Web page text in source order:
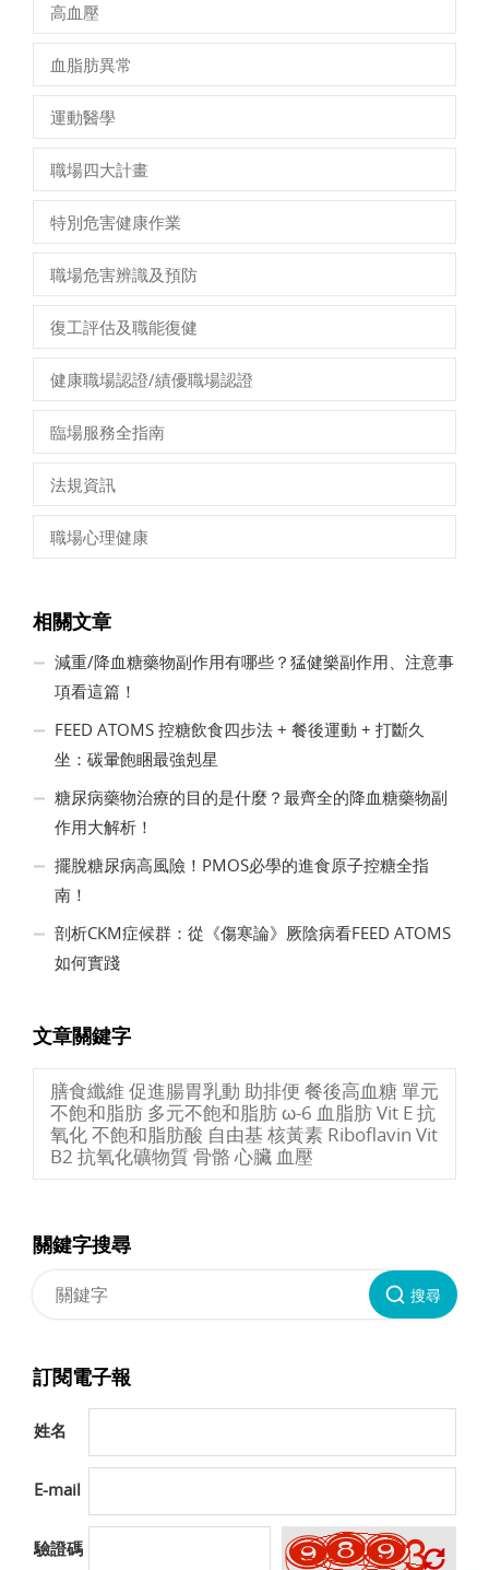
高血壓
血脂肪異常
運動醫學
職場四大計畫
特別危害健康作業
職場危害辨識及預防
復工評估及職能復健
健康職場認證/績優職場認證
臨場服務全指南
法規資訊
職場心理健康
相關文章
減重/降血糖藥物副作用有哪些？猛健樂副作用、注意事
項看這篇！
FEED ATOMS 控糖飲食四步法 + 餐後運動 + 打斷久
坐：碳暈飽睏最強剋星
糖尿病藥物治療的目的是什麼？最齊全的降血糖藥物副
作用大解析！
擺脫糖尿病高風險！PMOS必學的進食原子控糖全指
南！
剖析CKM症候群：從《傷寒論》厥陰病看FEED ATOMS
如何實踐
文章關鍵字
膳食纖維 促進腸胃乳動 助排便 餐後高血糖 單元
不飽和脂肪 多元不飽和脂肪 ω-6 血脂肪 Vit E 抗
氧化 不飽和脂肪酸 自由基 核黃素 Riboflavin Vit
B2 抗氧化礦物質 骨骼 心臟 血壓
關鍵字搜尋
搜尋
訂閱電子報
姓名
E-mail
驗證碼